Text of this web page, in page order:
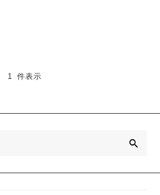
1 件表示